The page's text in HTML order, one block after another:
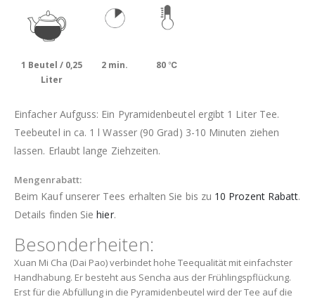
1 Beutel / 0,25
Liter
2 min. 80 ℃
Einfacher Aufguss: Ein Pyramidenbeutel ergibt 1 Liter Tee.
Teebeutel in ca. 1 l Wasser (90 Grad) 3-10 Minuten ziehen
lassen. Erlaubt lange Ziehzeiten.
Mengenrabatt:
Beim Kauf unserer Tees erhalten Sie bis zu 10 Prozent Rabatt.
Details finden Siehier.
Besonderheiten:
Xuan Mi Cha (Dai Pao) verbindet hohe Teequalität mit einfachster
Handhabung. Er besteht aus Sencha aus der Frühlingspflückung.
Erst für die Abfüllung in die Pyramidenbeutel wird der Tee auf die